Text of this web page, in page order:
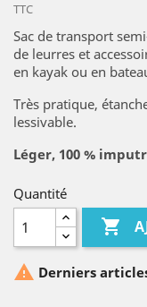
TTC
Sac de transport
de leurres et
en kayak ou en
Très pratique,
lessivable.
Léger, 100 %
Quantité

 Derniers